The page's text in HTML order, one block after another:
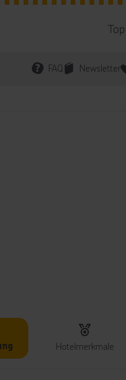
FAQ Newsletter
Hotelmerkmale